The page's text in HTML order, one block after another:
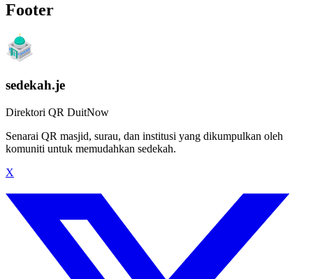
Footer
sedekah.je
Direktori QR DuitNow
Senarai QR masjid, surau, dan institusi yang dikumpulkan oleh
komuniti untuk memudahkan sedekah.
X